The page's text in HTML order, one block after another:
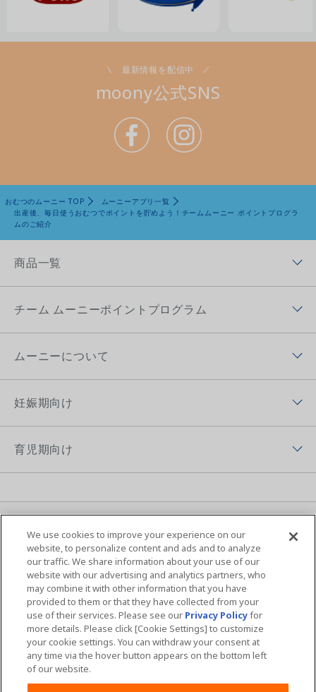
最新情報を配信中
moony公式SNS
おむつのムーニー TOP
ムーニーアプリ一覧
出産後、毎日使うおむつでポイントを貯めよう！チームムーニー ポイントプログラ
ムのご紹介
商品一覧
ムーニーマン（パンツ）
オヤスミマン
お母さん向けケア商品
ムーニー 病産院用
ムーニー寝具
商品検索
チーム ムーニーポイントプログラム
ムーニーポイントについて
チーム ムーニーポイントプログラムサイト
プレゼントキャンペーン
ムーニーについて
ムーニーの歴史
ムーニーちゃんのひみつ
ムーニーの思い
妊娠期向け
初めて妊娠した方へ
育児体験談
ムーニーちゃん学級
ムーニーアプリのご案内
育児期向け
育児体験談
子育て向け記事
夜間のおもらし大調査
おむつの選び方
MOVIE & CM
ムーニーの編集ポリシー
サイトマップ
Global Website
ユニ・チャームHOME お問い合わせ
ウェブサイト利用規約 プライバシーポリシー
公式アカウント コミュニティガイドライ
ン
障がいの表記について
We use cookies to improve your experience on our
website, to personalize content and ads and to analyze
our traffic. We share information about your use of our
website with our advertising and analytics partners, who
may combine it with other information that you have
provided to them or that they have collected from your
use of their services. Please see our Privacy Policyfor
more details. Please click [Cookie Settings] to customize
your cookie settings. You can withdraw your consent at
any time via the hover button appears on the bottom left
of our website.